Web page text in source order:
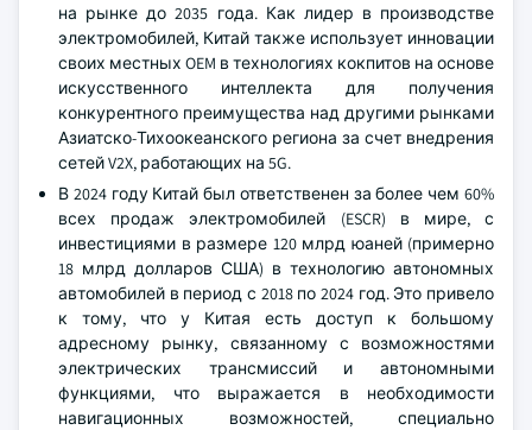
на рынке до 2035 года. Как лидер в производстве
электромобилей, Китай также использует инновации
своих местных OEM в технологиях кокпитов на основе
искусственного интеллекта для получения
конкурентного преимущества над другими рынками
Азиатско-Тихоокеанского региона за счет внедрения
сетей V2X, работающих на 5G.
В 2024 году Китай был ответственен за более чем 60%
всех продаж электромобилей (ESCR) в мире, с
инвестициями в размере 120 млрд юаней (примерно
18 млрд долларов США) в технологию автономных
автомобилей в период с 2018 по 2024 год. Это привело
к тому, что у Китая есть доступ к большому
адресному рынку, связанному с возможностями
электрических трансмиссий и автономными
функциями, что выражается в необходимости
навигационных возможностей, специально